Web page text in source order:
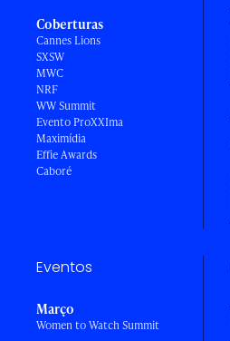
Coberturas
Cannes Lions
SXSW
MWC
NRF
WW Summit
Evento ProXXIma
Maximídia
Effie Awards
Caboré
Eventos
Março
Women to Watch Summit